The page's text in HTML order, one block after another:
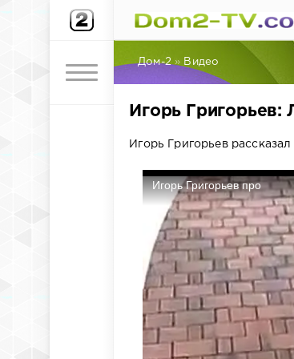
Дом-2 » Видео
Игорь
Игорь Григорьев